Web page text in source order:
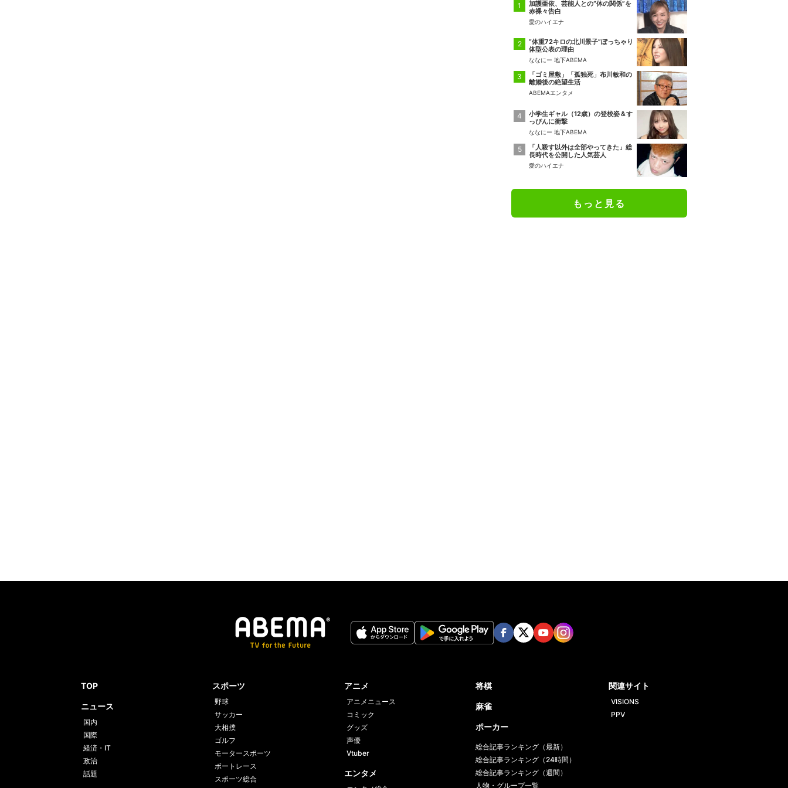
加護亜依、芸能人との“体の関係”を
赤裸々告白
愛のハイエナ
“体重72キロの北川景子”ぽっちゃり
体型公表の理由
ななにー 地下ABEMA
「ゴミ屋敷」「孤独死」布川敏和の
離婚後の絶望生活
ABEMAエンタメ
小学生ギャル（12歳）の登校姿＆す
っぴんに衝撃
ななにー 地下ABEMA
「人殺す以外は全部やってきた」総
長時代を公開した人気芸人
愛のハイエナ
もっと見る
TOP
ニュース
国内
国際
経済・IT
政治
話題
スポーツ
野球
サッカー
大相撲
ゴルフ
モータースポーツ
ボートレース
スポーツ総合
アニメ
アニメニュース
コミック
グッズ
声優
Vtuber
エンタメ
将棋
麻雀
ポーカー
総合記事ランキング（最新）
総合記事ランキング（24時間）
総合記事ランキング（週間）
人物・グループ一覧
関連サイト
VISIONS
PPV